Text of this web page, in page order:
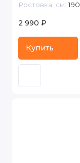
Ростовка, см: 190
2 990 ₽
Купить